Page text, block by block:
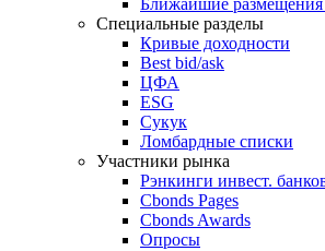
Ближайшие размещения
Специальные разделы
Кривые доходности
Best bid/ask
ЦФА
ESG
Сукук
Ломбардные списки
Участники рынка
Рэнкинги инвест.
Cbonds Pages
Cbonds Awards
Опросы